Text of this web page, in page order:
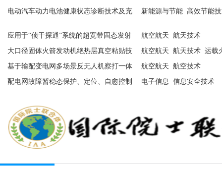
电动汽车动力电池健康状态诊断技术及充 新能源与节能 高效节能
应用于“侦干探通”系统的超宽带固态发射
机研制
航空航天 航天技术
大口径固体火箭发动机绝热层真空粘贴技
术开发
航空航天 航天技术 运载
基于输配变电网多场景反无人机察打一体
系统关键技术研究
航空航天 航空技术
配电网故障暂稳态保护、定位、自愈控制 电子信息 信息安全技术